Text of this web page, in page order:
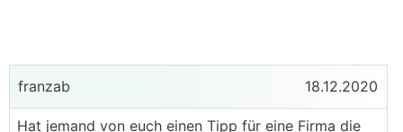
franzab 18.12.2020
Hat jemand von euch einen Tipp für eine Firma die